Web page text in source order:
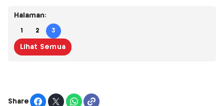
Halaman:
1 2 3
Lihat Semua
Share